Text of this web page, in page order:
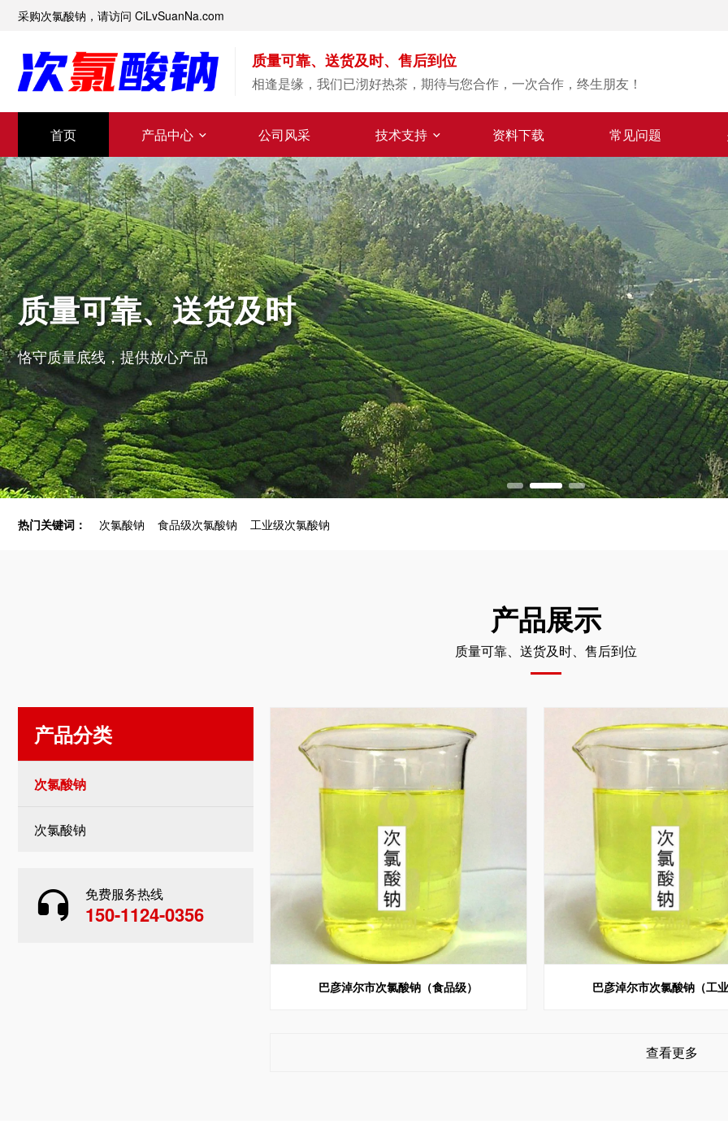
采购次氯酸钠，请访问 CiLvSuanNa.com
质量可靠、送货及时、售后到位
相逢是缘，我们已沏好热茶，期待与您合作，一次合作，终生朋友！
首页 产品中心 公司风采 技术支持 资料下载 常见问题
质量可靠、送货及时
恪守质量底线，提供放心产品
热门关键词： 次氯酸钠 食品级次氯酸钠 工业级次氯酸钠
产品展示
质量可靠、送货及时、售后到位
产品分类
次氯酸钠
次氯酸钠
免费服务热线
150-1124-0356
巴彦淖尔市次氯酸钠（食品级） 巴彦淖尔市次氯酸钠（工
查看更多